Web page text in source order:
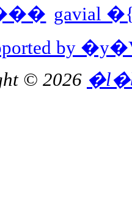
gavial
by
© 2026